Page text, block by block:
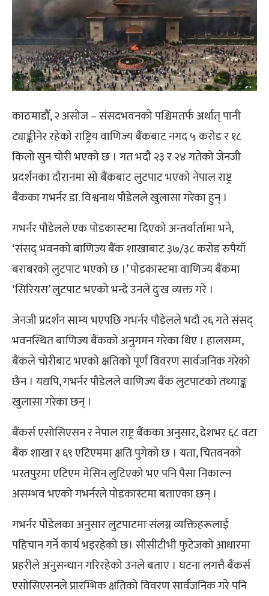
काठमाडौँ, २ असोज – संसदभवनको पश्चिमतर्फ अर्थात् पानी
ट्याङ्कीनेर रहेको राष्ट्रिय वाणिज्य बैंकबाट नगद ५ करोड र १८
किलो सुन चोरी भएको छ । गत भदौ २३ र २४ गतेको जेनजी
प्रदर्शनका दौरानमा सो बैंकबाट लुटपाट भएको नेपाल राष्ट्र
बैंकका गभर्नर डा. विश्वनाथ पौडेलले खुलासा गरेका हुन् ।
गभर्नर पौडेलले एक पोडकास्टमा दिएको अन्तर्वार्तामा भने,
‘संसद् भवनको बाणिज्य बैंक शाखाबाट ३७/३८ करोड रुपैयाँ
बराबरको लुटपाट भएको छ ।’ पोडकास्टमा वाणिज्य बैंकमा
‘सिरियस’ लुटपाट भएको भन्दै उनले दुःख व्यक्त गरे ।
जेनजी प्रदर्शन साम्य भएपछि गभर्नर पौडेलले भदौ २६ गते संसद्
भवनस्थित बाणिज्य बैंकको अनुगमन गरेका थिए । हालसम्म,
बैंकले चोरीबाट भएको क्षतिको पूर्ण विवरण सार्वजनिक गरेको
छैन । यद्यपि, गभर्नर पौडेलले वाणिज्य बैंक लुटपाटको तथ्याङ्क
खुलासा गरेका छन् ।
बैंकर्स एसोसिएसन र नेपाल राष्ट्र बैंकका अनुसार, देशभर ६८ वटा
बैंक शाखा र ६९ एटिएममा क्षति पुगेको छ । यता, चितवनको
भरतपुरमा एटिएम मेसिन लुटिएको भए पनि पैसा निकाल्न
असम्भव भएको गभर्नरले पोडकास्टमा बताएका छन् ।
गभर्नर पौडेलका अनुसार लुटपाटमा संलग्न व्यक्तिहरूलाई
पहिचान गर्ने कार्य भइरहेको छ। सीसीटीभी फुटेजको आधारमा
प्रहरीले अनुसन्धान गरिरहेको उनले बताए । घटना लगत्तै बैंकर्स
एसोसिएसनले प्रारम्भिक क्षतिको विवरण सार्वजनिक गरे पनि